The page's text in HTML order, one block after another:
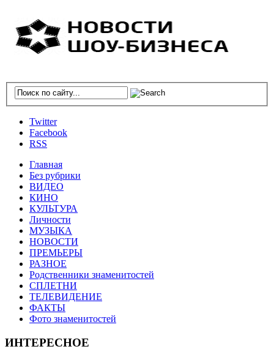
Twitter
Facebook
RSS
Главная
Без рубрики
ВИДЕО
КИНО
КУЛЬТУРА
Личности
МУЗЫКА
НОВОСТИ
ПРЕМЬЕРЫ
РАЗНОЕ
Родственники знаменитостей
СПЛЕТНИ
ТЕЛЕВИДЕНИЕ
ФАКТЫ
Фото знаменитостей
ИНТЕРЕСНОЕ